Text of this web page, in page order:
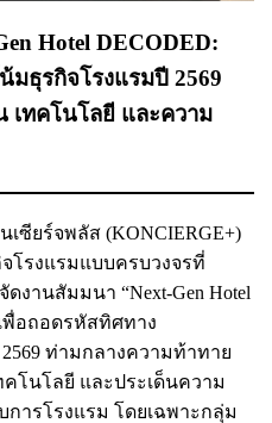
Hotel DECODED:
มธุรกิจโรงแรมปี 2569
เทคโนโลยี และความ
เซียร์จพลัส (KONCIERGE+)
โรงแรมแบบครบวงจรที่
านสัมมนา “Next-Gen Hotel
เพื่อถอดรหัสทิศทาง
ท่ามกลางความท้าทาย
คโนโลยี และประเด็นความ
ารโรงแรม โดยเฉพาะกลุ่ม